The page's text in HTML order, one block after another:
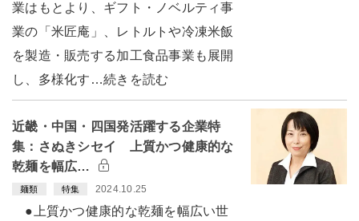
業はもとより、ギフト・ノベルティ事
業の「米匠庵」、レトルトや冷凍米飯
を製造・販売する加工食品事業も展開
し、多様化す…続きを読む
近畿・中国・四国発活躍する企業特
集：さぬきシセイ 上質かつ健康的な
乾麺を幅広…
麺類 特集 2024.10.25
●上質かつ健康的な乾麺を幅広い世